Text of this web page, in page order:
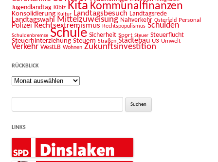
Jugendlandtag Kibiz Kita Kommunalfinanzen
Konsolidierung Kultur Landtagsbesuch Landtagsrede
Landtagswahl Mittelzuweisung Nahverkehr Osterfeld Personal
Polizei Rechtsextremismus Rechtspopulismus Schulden
Schuldenbremse Schule Sicherheit Sport Steuer Steuerflucht
Steuerhinterziehung Steuern Straßen Städtebau U3 Umwelt
Verkehr WestLB Wohnen Zukunftsinvestition
RÜCKBLICK
Rückblick
Suche
LINKS